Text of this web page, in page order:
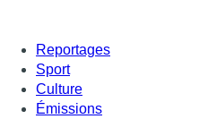
Reportages
Sport
Culture
Émissions